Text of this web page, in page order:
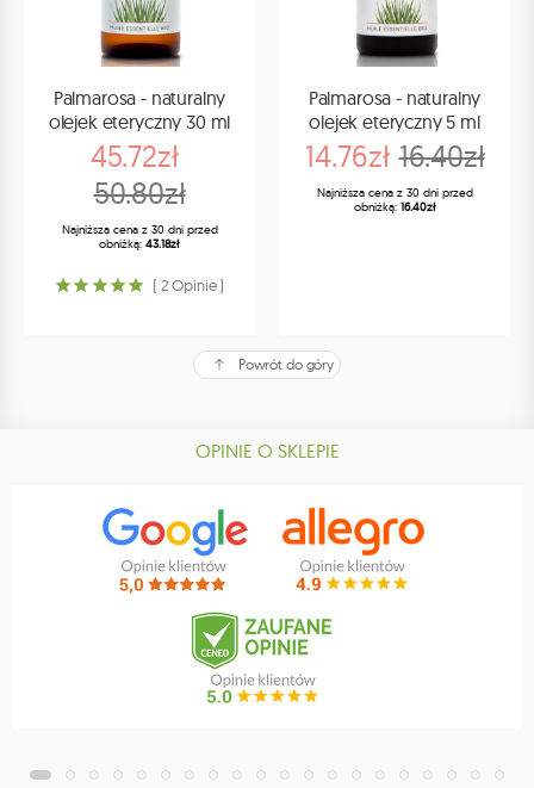
Palmarosa - naturalny
olejek eteryczny 30 ml
45.72zł
50.80zł
Najniższa cena z 30 dni przed
obniżką: 43.18zł
( 2 Opinie )
Palmarosa - naturalny
olejek eteryczny 5 ml
14.76zł 16.40zł
Najniższa cena z 30 dni przed
obniżką: 16.40zł
Powrót do góry
OPINIE O SKLEPIE